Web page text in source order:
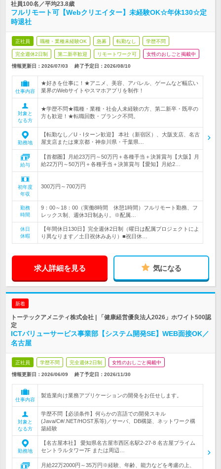
社員100名／平均23.8歳
フルリモート可【Webクリエイター】未経験OK☆年休130☆定
時退社
正社員 職種・業種未経験OK 急募 転勤なし 学歴不問
完全週休2日制 第二新卒歓迎 リモートワーク可 女性のおしごと掲載中
情報更新日：2026/07/03 終了予定日： 2026/08/10
仕事内容
★好きを仕事に！★アニメ、美容、アパレル、ゲームなど幅広い
業界のWebサイトやスマホアプリを制作！
対象と
なる方
★学歴不問★職種・業種・社会人未経験の方、第二新卒・既卒の
方も歓迎！★転職回数・ブランク不問。
勤務地
【転勤なし／U・Iターン歓迎】 本社（新宿区）、大阪支店、名古
屋支店または東京都・神奈川県・千葉県…
給与
【首都圏】月給23万円～50万円＋各種手当＋決算賞与【大阪】月
給22万円～50万円＋各種手当＋決算賞与【愛知】月給2…
初年度
年収
300万円～700万円
勤務
時間
9：00～18：00（実働8時間 休憩1時間）フルリモート勤務、フ
レックス制、週休3日制あり。※配属…
休日
休暇
【年間休日130日】完全週休2日制（曜日は配属プロジェクトによ
り異なります／土日祝休みあり）■祝日休…
求人詳細を見る 気になる
新着
トーテックアメニティ株式会社 | 「健康経営優良法人2026」ホワイト500認
定
ICTバリューサービス事業部【システム開発SE】WEB面接OK／
名古屋
正社員 学歴不問 完全週休2日制 女性のおしごと掲載中
情報更新日：2026/06/09 終了予定日： 2026/11/30
仕事内容
製造業向け業務アプリケーションの開発をお任せします。
対象と
なる方
学歴不問【必須条件】何らかの言語での開発スキル
(Java/C#/.NET/HOST系等)／サーバ、DB構築、ネットワーク構
築経験
勤務地
【名古屋本社】 愛知県名古屋市西区名駅2-27-8 名古屋プライム
セントラルタワー7F または周辺…
月給22万2000円～35万円※経験、年齢、能力などを考慮の上、